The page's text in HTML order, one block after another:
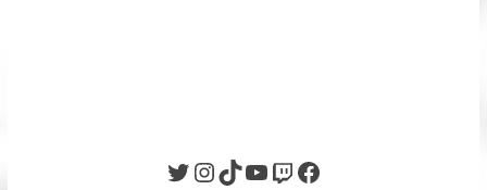
Twitter InstagramTikTok YouTube Twitch Facebook